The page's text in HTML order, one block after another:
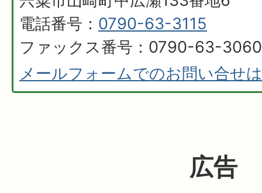
電話番号： 0790-63-3115
ファックス番号：0790-63-3060
メールフォームでのお問い合せ
広告